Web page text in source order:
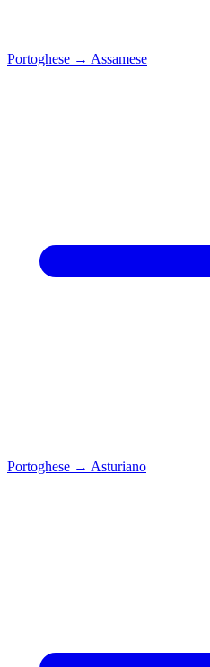
Portoghese → Assamese
Portoghese → Asturiano